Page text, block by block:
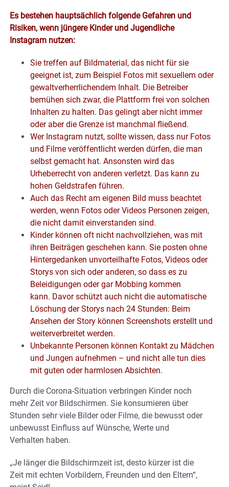
Es bestehen hauptsächlich folgende Gefahren und
Risiken, wenn jüngere Kinder und Jugendliche
Instagram nutzen:
Sie treffen auf Bildmaterial, das nicht für sie
geeignet ist, zum Beispiel Fotos mit sexuellem oder
gewaltverherrlichendem Inhalt. Die Betreiber
bemühen sich zwar, die Plattform frei von solchen
Inhalten zu halten. Das gelingt aber nicht immer
oder aber die Grenze ist manchmal fließend.
Wer Instagram nutzt, sollte wissen, dass nur Fotos
und Filme veröffentlicht werden dürfen, die man
selbst gemacht hat. Ansonsten wird das
Urheberrecht von anderen verletzt. Das kann zu
hohen Geldstrafen führen.
Auch das Recht am eigenen Bild muss beachtet
werden, wenn Fotos oder Videos Personen zeigen,
die nicht damit einverstanden sind.
Kinder können oft nicht nachvollziehen, was mit
ihren Beiträgen geschehen kann. Sie posten ohne
Hintergedanken unvorteilhafte Fotos, Videos oder
Storys von sich oder anderen, so dass es zu
Beleidigungen oder gar Mobbing kommen
kann. Davor schützt auch nicht die automatische
Löschung der Storys nach 24 Stunden: Beim
Ansehen der Story können Screenshots erstellt und
weiterverbreitet werden.
Unbekannte Personen können Kontakt zu Mädchen
und Jungen aufnehmen – und nicht alle tun dies
mit guten oder harmlosen Absichten.
Durch die Corona-Situation verbringen Kinder noch
mehr Zeit vor Bildschirmen. Sie konsumieren über
Stunden sehr viele Bilder oder Filme, die bewusst oder
unbewusst Einfluss auf Wünsche, Werte und
Verhalten haben.
„Je länger die Bildschirmzeit ist, desto kürzer ist die
Zeit mit echten Vorbildern, Freunden und den Eltern“,